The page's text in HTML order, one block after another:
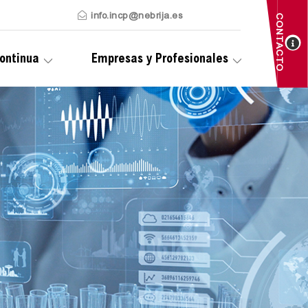
info.incp@nebrija.es
Empresas y Profesionales CONTACTO